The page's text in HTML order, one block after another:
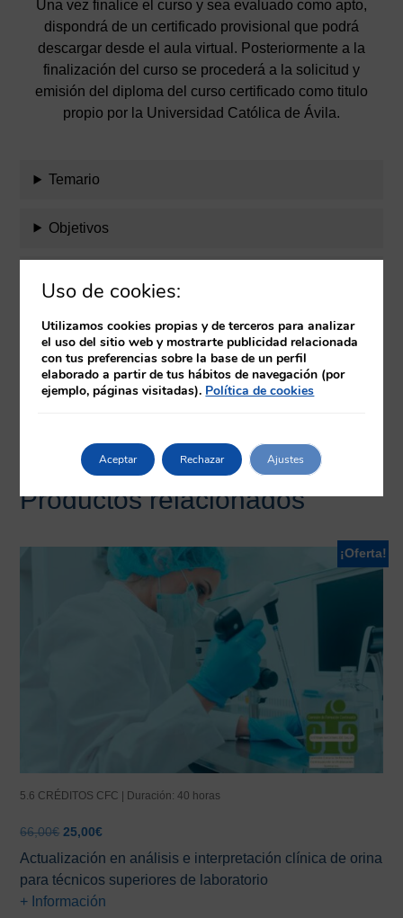
Una vez finalice el curso y sea evaluado como apto,
dispondrá de un certificado provisional que podrá
descargar desde el aula virtual. Posteriormente a la
finalización del curso se procederá a la solicitud y
emisión del diploma del curso certificado como titulo
propio por la Universidad Católica de Ávila.
Temario
Objetivos
Equipo docente
Requisitos
Productos relacionados
¡Oferta!
5.6 CRÉDITOS CFC | Duración: 40 horas
66,00€ El
precio
original
era:
66,00€.
25,00€El
actual
es:
25,00€.
Actualización en análisis e interpretación clínica de orina
para técnicos superiores de laboratorio
+ Información
Uso de cookies:
Utilizamos cookies propias y de terceros para analizar
el uso del sitio web y mostrarte publicidad relacionada
con tus preferencias sobre la base de un perfil
elaborado a partir de tus hábitos de navegación (por
ejemplo, páginas visitadas). Política de cookies
Aceptar Rechazar Ajustes